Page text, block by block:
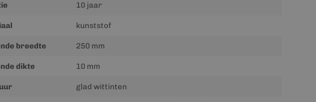
10 jaar
kunststof
breedte 250 mm
dikte 10 mm
glad wittinten